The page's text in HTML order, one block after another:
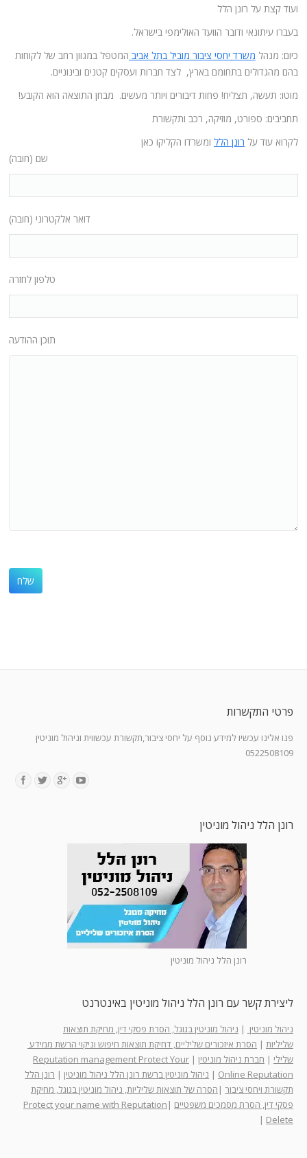
ועוד קצת על רונן הלל
בעברו עיתונאי ודובר הוועד האולימפי בישראל.
כיום: מנהל משרד יחסי ציבור מוביל בתל אביב המטפל במגוון רחב של לקוחות
בהם מהגדולים בתחומם בארץ, לצד חברות ועסקים קטנים ובינוניים.
מוטו: תעשה, תצליח! פחות דיבורים ויותר מעשים. מבחן התוצאה הוא הקובע!
תחביבים: ספורט, מוזיקה, רכב ותקשורת
לקרוא עוד על רונן הלל ומשרדו הקליקו כאן
שם (חובה)
דואר אלקטרוני (חובה)
טלפון לחזרה
תוכן ההודעה
פרטי התקשרות
פנו אלינו עכשיו למידע נוסף על יחסי ציבור,תקשורת עכשווית וניהול מוניטין
0522508109
רונן הלל ניהול מוניטין
רונן הלל ניהול מוניטין
ליצירת קשר עם רונן הלל ניהול מוניטין באינטרנט
ניהול מוניטין | ניהול מוניטין בגוגל, הסרת פסקי דין, מחיקת תוצאות
שליליות | הסרת איזכורים שליליים, דחיקת תוצאות חיפוש וניקוי הרשת ממידע
שלילי | חברת ניהול מוניטין |
Reputation management Protect Your
Online Reputation
| ניהול מוניטין ברשת רונן הלל ניהול מוניטין | רונן הלל
תקשורת ויחסי ציבור | הסרה של תוצאות שליליות, ניהול מוניטין בגוגל, מחיקת
פסקי דין, הסרת מסמכים משפטיים |
Protect your name with Reputation
Delete
|